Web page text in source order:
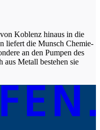
Koblenz hinaus in die
liefert die Munsch Chemie-
an den Pumpen des
aus Metall bestehen sie